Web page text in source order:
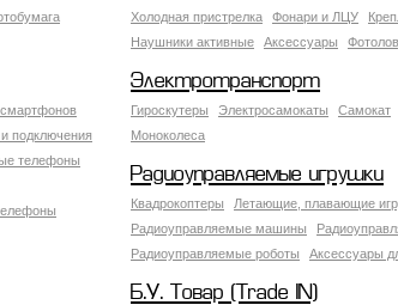
Холодная пристрелка
Фонари и ЛЦУ
Наушники активные
Аксессуары
подключения
телефоны
Электротранспорт
Гироскутеры Электросамокаты Самокат
Моноколеса
Радиоуправляемые игрушки
Квадрокоптеры
Летающие, плавающие
Радиоуправляемые машины
Радиоуправляемые роботы
Аксессуары
Б.У. Товар (Trade IN)